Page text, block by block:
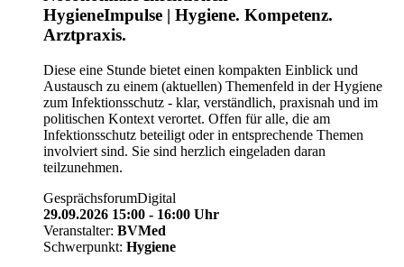
HygieneImpulse | Hygiene. Kompetenz.
Arztpraxis.
Diese eine Stunde bietet einen kompakten Einblick und
Austausch zu einem (aktuellen) Themenfeld in der Hygiene
zum Infektionsschutz - klar, verständlich, praxisnah und im
politischen Kontext verortet. Offen für alle, die am
Infektionsschutz beteiligt oder in entsprechende Themen
involviert sind. Sie sind herzlich eingeladen daran
teilzunehmen.
GesprächsforumDigital
29.09.2026 15:00 - 16:00 Uhr
Veranstalter: BVMed
Schwerpunkt: Hygiene